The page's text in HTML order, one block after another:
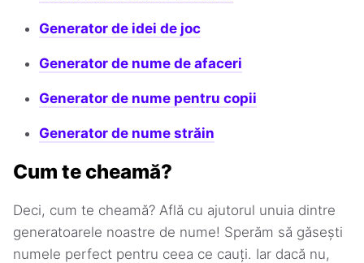
Generator de idei de joc
Generator de nume de afaceri
Generator de nume pentru copii
Generator de nume străin
Cum te cheamă?
Deci, cum te cheamă? Află cu ajutorul unuia dintre
generatoarele noastre de nume! Sperăm să găsești
numele perfect pentru ceea ce cauți. Iar dacă nu,